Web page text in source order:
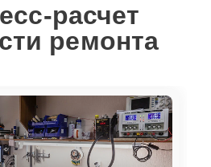
расчет
ремонта